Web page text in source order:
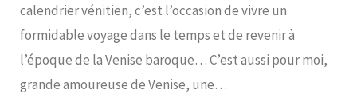
calendrier vénitien, c’est l’occasion de vivre un
formidable voyage dans le temps et de revenir à
l’époque de la Venise baroque… C’est aussi pour moi,
grande amoureuse de Venise, une…